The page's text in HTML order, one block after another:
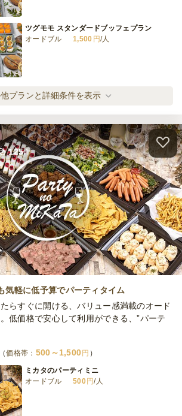
ツグモモ スタンダードブッフェプラン
オードブル
1,500 円/人
ツグモモ スペシャルプラン
オードブル
2,000円/人
ツグモモ スーペリアプラン
オードブル
2,500円/人
ツグモモ ラグジュアリープラン
オードブル
3,000円/人
ツグモモ ゴールデンプラン
プランと詳細条件を表示
125件
気軽に低予算でパーティタイム
らすぐに開ける、バリュー感満載のオード
低価格で安心して利用ができる、”パーテ
価格帯： 500～1,500 円
ミカタのパーティミニ
オードブル
500 円/人